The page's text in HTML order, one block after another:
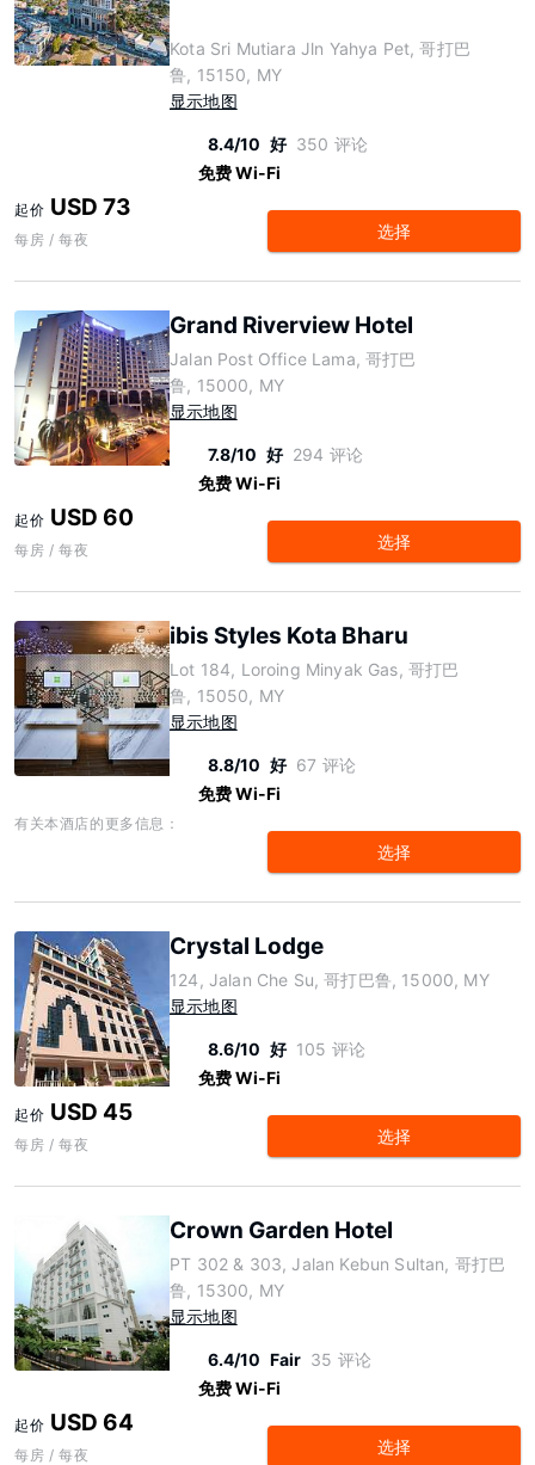
Kota Sri Mutiara Jln Yahya Pet, 哥打巴
鲁, 15150, MY
显示地图
8.4/10 好 350 评论
免费 Wi-Fi
起价 USD 73
每房 / 每夜 选择
Grand Riverview Hotel
Jalan Post Office Lama, 哥打巴
鲁, 15000, MY
显示地图
7.8/10 好 294 评论
免费 Wi-Fi
起价 USD 60
每房 / 每夜 选择
ibis Styles Kota Bharu
Lot 184, Loroing Minyak Gas, 哥打巴
鲁, 15050, MY
显示地图
8.8/10 好 67 评论
免费 Wi-Fi
有关本酒店的更多信息：
选择
Crystal Lodge
124, Jalan Che Su, 哥打巴鲁, 15000, MY
显示地图
8.6/10 好 105 评论
免费 Wi-Fi
起价 USD 45
每房 / 每夜 选择
Crown Garden Hotel
PT 302 & 303, Jalan Kebun Sultan, 哥打巴
鲁, 15300, MY
显示地图
6.4/10 Fair 35 评论
免费 Wi-Fi
起价 USD 64
每房 / 每夜 选择